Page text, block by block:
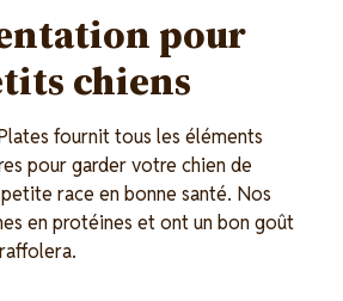
pour
chiens
fournit tous les éléments
pour garder votre chien de
race en bonne santé. Nos
en protéines et ont un bon goût